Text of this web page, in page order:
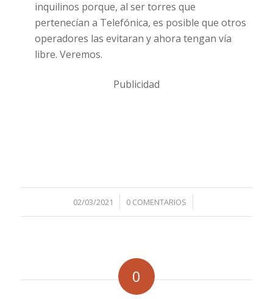
inquilinos porque, al ser torres que
pertenecían a Telefónica, es posible que otros
operadores las evitaran y ahora tengan vía
libre. Veremos.
Publicidad
02/03/2021
/ 0 COMENTARIOS
/
0